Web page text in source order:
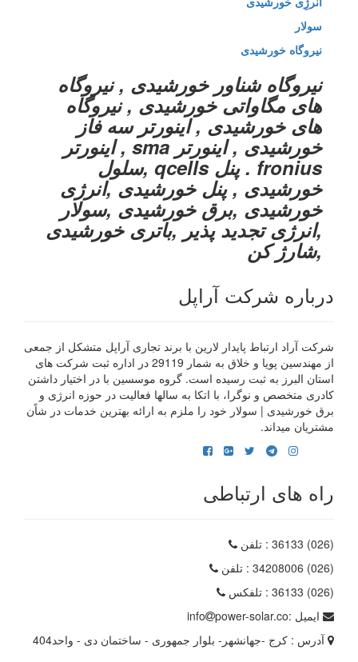
سولار
نیروگاه خورشیدی
نیروگاه شناور خورشیدی , نیروگاه
های مگاواتی خورشیدی , نیروگاه
های خورشیدی , اینورتر سه فاز
خورشیدی , اینورتر sma , اینورتر
fronius . پنل qcells ,سلول
خورشیدی , پنل خورشیدی ,انرژی
خورشیدی ,برق خورشیدی ,سولار
,انرژی تجدید پذیر ,باتری خورشیدی
,شارژ کن
درباره شرکت آراپل
شرکت آراد ارتباط پایدار لارین با برند تجاری آراپل متشکل از جمعی
از مهندسین پویا و خلاق به شمار 29119 در اداره ثبت شرکت های
استان البرز به ثبت رسیده است. گروه موسسین با در اختیار داشتن
کادری متخصص و نوگرا، با اتکا به سالها فعالیت در حوزه انرژی و
برق خورشیدی | سولار خود را ملزم به ارائه بهترین خدمات در شاًن
مشتریان میداند.
راه های ارتباطی
(026) 36133
: تلفن
(026) 34208006
: تلفن
(026) 36133
: تلفکس
ایمیل :
info
power-solar.co
آدرس : کرج -جهانشهر- بلوار جمهوری - ساختمان دی - واحد404